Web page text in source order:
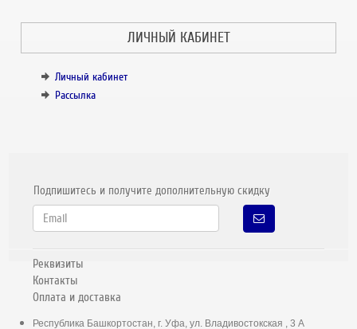
ЛИЧНЫЙ КАБИНЕТ
Личный кабинет
Рассылка
Подпишитесь и получите дополнительную скидку
Реквизиты
Контакты
Оплата и доставка
Республика Башкортостан, г. Уфа, ул. Владивостокская , 3 А